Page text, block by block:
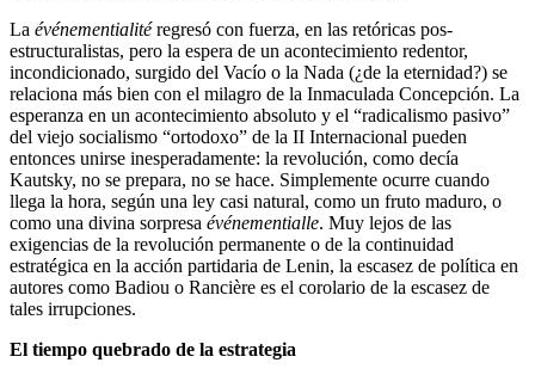
La événementialitéregresó con fuerza, en las retóricas pos-
estructuralistas, pero la espera de un acontecimiento redentor,
incondicionado, surgido del Vacío o la Nada (¿de la eternidad?) se
relaciona más bien con el milagro de la Inmaculada Concepción. La
esperanza en un acontecimiento absoluto y el “radicalismo pasivo”
del viejo socialismo “ortodoxo” de la II Internacional pueden
entonces unirse inesperadamente: la revolución, como decía
Kautsky, no se prepara, no se hace. Simplemente ocurre cuando
llega la hora, según una ley casi natural, como un fruto maduro, o
como una divina sorpresa événementialle. Muy lejos de las
exigencias de la revolución permanente o de la continuidad
estratégica en la acción partidaria de Lenin, la escasez de política en
autores como Badiou o Rancière es el corolario de la escasez de
tales irrupciones.
El tiempo quebrado de la estrategia